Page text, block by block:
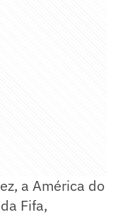
a América do
Fifa,